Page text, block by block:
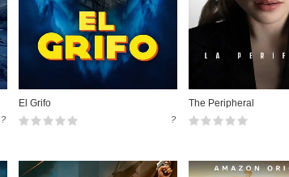
?
El Grifo
?
The Peripheral